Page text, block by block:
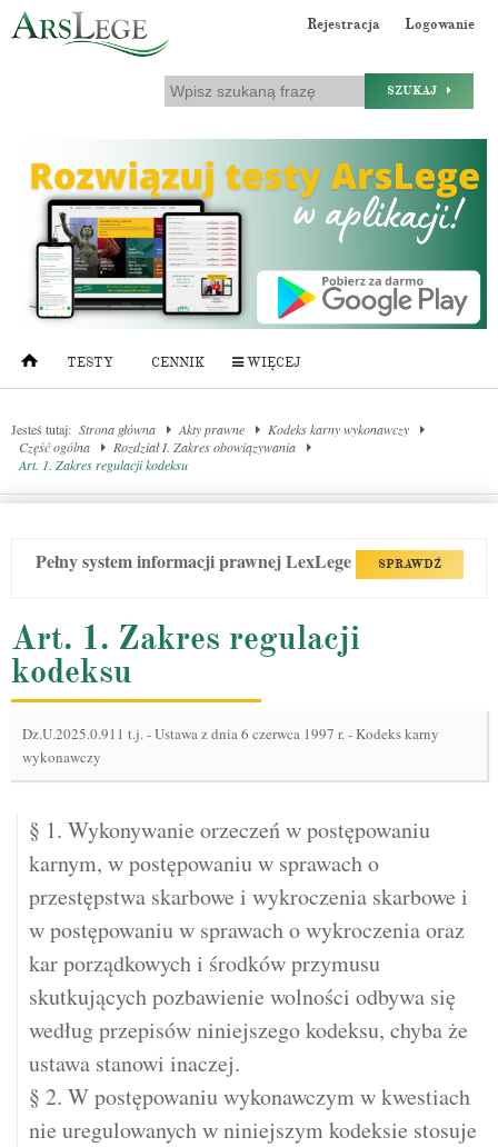
Rejestracja Logowanie
SZUKAJ
TESTY CENNIK WIĘCEJ
Jesteś tutaj: Strona główna Akty prawne
Kodeks karny wykonawczy
Część ogólna
Rozdział I. Zakres obowiązywania
Art. 1. Zakres regulacji kodeksu
Pełny system informacji prawnej LexLege SPRAWDŹ
Art. 1. Zakres regulacji
kodeksu
Dz.U.2025.0.911 t.j.-Ustawa z dnia 6 czerwca 1997 r. - Kodeks karny
wykonawczy
§ 1. Wykonywanie orzeczeń w postępowaniu
karnym, w postępowaniu w sprawach o
przestępstwa skarbowe i wykroczenia skarbowe i
w postępowaniu w sprawach o wykroczenia oraz
kar porządkowych i środków przymusu
skutkujących pozbawienie wolności odbywa się
według przepisów niniejszego kodeksu, chyba że
ustawa stanowi inaczej.
§ 2. W postępowaniu wykonawczym w kwestiach
nie uregulowanych w niniejszym kodeksie stosuje